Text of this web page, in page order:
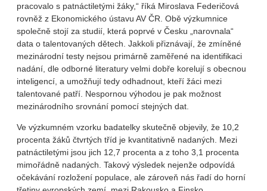
pracovalo s patnáctiletými žáky,“ říká Miroslava Federičová
rovněž z Ekonomického ústavu AV ČR. Obě výzkumnice
společně stojí za studií, která poprvé v Česku „narovnala“
data o talentovaných dětech. Jakkoli přiznávají, že zmíněné
mezinárodní testy nejsou primárně zaměřené na identifikaci
nadání, dle odborné literatury velmi dobře korelují s obecnou
inteligencí, a umožňují tedy odhadnout, kteří žáci mezi
talentované patří. Nespornou výhodou je pak možnost
mezinárodního srovnání pomocí stejných dat.
Ve výzkumném vzorku badatelky skutečně objevily, že 10,2
procenta žáků čtvrtých tříd je kvantitativně nadaných. Mezi
patnáctiletými jsou jich 12,7 procenta a z toho 3,1 procenta
mimořádně nadaných. Takový výsledek nejenže odpovídá
očekávání rozložení populace, ale zároveň nás řadí do horní